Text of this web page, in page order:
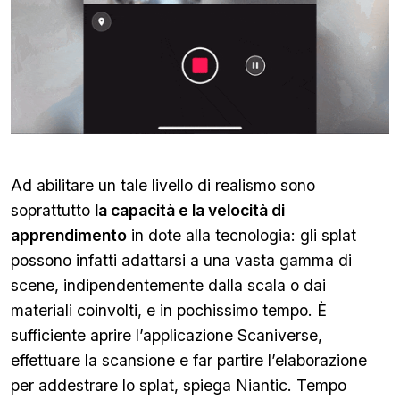
Ad abilitare un tale livello di realismo sono
soprattutto la capacità e la velocità di
apprendimento in dote alla tecnologia: gli splat
possono infatti adattarsi a una vasta gamma di
scene, indipendentemente dalla scala o dai
materiali coinvolti, e in pochissimo tempo. È
sufficiente aprire l’applicazione Scaniverse,
effettuare la scansione e far partire l’elaborazione
per addestrare lo splat, spiega Niantic. Tempo